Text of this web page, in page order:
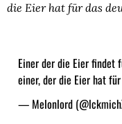
die Eier hat für das
Einer der die Eier findet
einer, der die Eier hat
— Melonlord